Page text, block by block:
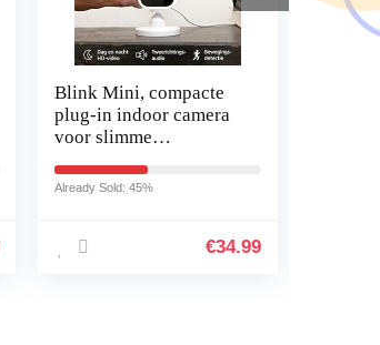
Blink Mini, compacte
plug-in indoor camera
voor slimme
video,
Already Sold: 45%
€34.99